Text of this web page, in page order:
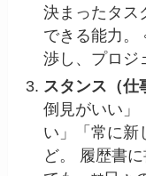
決まったタス
できる能力。
渉し、プロジ
スタンス（仕
倒見がいい」
い」「常に新
ど。 履歴書